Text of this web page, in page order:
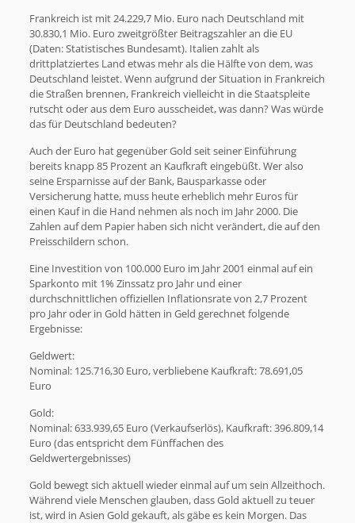
Frankreich ist mit 24.229,7 Mio. Euro nach Deutschland mit
30.830,1 Mio. Euro zweitgrößter Beitragszahler an die EU
(Daten: Statistisches Bundesamt). Italien zahlt als
drittplatziertes Land etwas mehr als die Hälfte von dem, was
Deutschland leistet. Wenn aufgrund der Situation in Frankreich
die Straßen brennen, Frankreich vielleicht in die Staatspleite
rutscht oder aus dem Euro ausscheidet, was dann? Was würde
das für Deutschland bedeuten?
Auch der Euro hat gegenüber Gold seit seiner Einführung
bereits knapp 85 Prozent an Kaufkraft eingebüßt. Wer also
seine Ersparnisse auf der Bank, Bausparkasse oder
Versicherung hatte, muss heute erheblich mehr Euros für
einen Kauf in die Hand nehmen als noch im Jahr 2000. Die
Zahlen auf dem Papier haben sich nicht verändert, die auf den
Preisschildern schon.
Eine Investition von 100.000 Euro im Jahr 2001 einmal auf ein
Sparkonto mit 1% Zinssatz pro Jahr und einer
durchschnittlichen offiziellen Inflationsrate von 2,7 Prozent
pro Jahr oder in Gold hätten in Geld gerechnet folgende
Ergebnisse:
Geldwert:
Nominal: 125.716,30 Euro, verbliebene Kaufkraft: 78.691,05
Euro
Gold:
Nominal: 633.939,65 Euro (Verkaufserlös), Kaufkraft: 396.809,14
Euro (das entspricht dem Fünffachen des
Geldwertergebnisses)
Gold bewegt sich aktuell wieder einmal auf um sein Allzeithoch.
Während viele Menschen glauben, dass Gold aktuell zu teuer
ist, wird in Asien Gold gekauft, als gäbe es kein Morgen. Das